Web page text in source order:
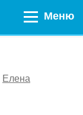
Меню
Елена